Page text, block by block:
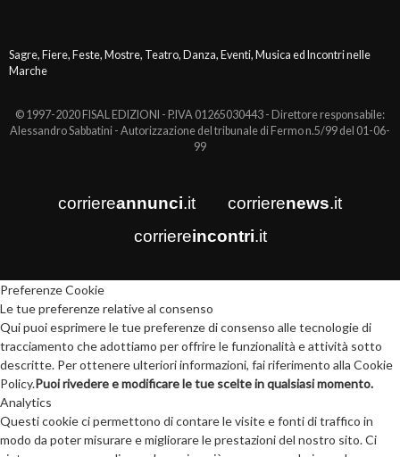
Sagre, Fiere, Feste, Mostre, Teatro, Danza, Eventi, Musica ed Incontri nelle
Marche
© 1997-2020 FISAL EDIZIONI - P.IVA 01265030443 - Direttore responsabile:
Alessandro Sabbatini - Autorizzazione del tribunale di Fermo n.5/99 del 01-06-
99
corriereannunci.it corrierenews.it
corriereincontri.it
Preferenze Cookie
Le tue preferenze relative al consenso
Qui puoi esprimere le tue preferenze di consenso alle tecnologie di
tracciamento che adottiamo per offrire le funzionalità e attività sotto
descritte. Per ottenere ulteriori informazioni, fai riferimento alla Cookie
Policy.Puoi rivedere e modificare le tue scelte in qualsiasi momento.
Analytics
Questi cookie ci permettono di contare le visite e fonti di traffico in
modo da poter misurare e migliorare le prestazioni del nostro sito. Ci